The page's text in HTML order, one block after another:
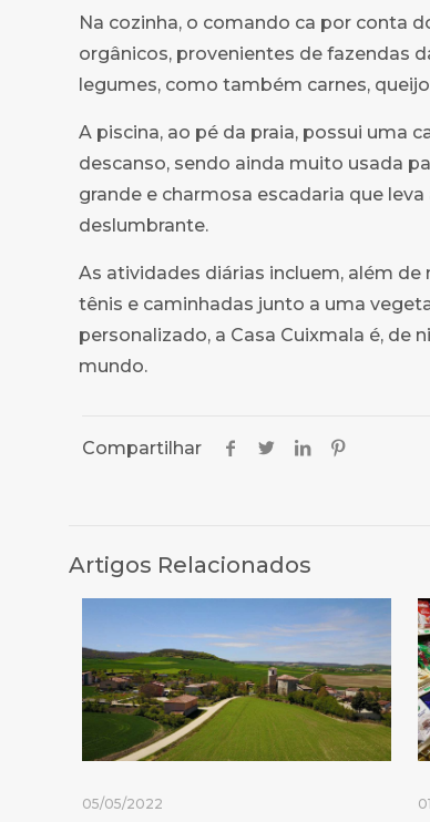
Na cozinha, o comando ca por conta
orgânicos, provenientes de fazendas
legumes, como também carnes,
A piscina, ao pé da praia, possui uma
descanso, sendo ainda muito usada
grande e charmosa escadaria que
deslumbrante.
As atividades diárias incluem, além de
tênis e caminhadas junto a uma
personalizado, a Casa Cuixmala é, de
mundo.
Compartilhar
Artigos Relacionados
05/05/2022